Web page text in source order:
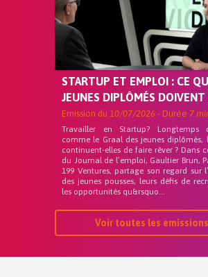
STARTUP ET EMPLOI : CE
JEUNES DIPLÔMÉS DOIVENT
Emission du 10/07/2026 - Durée 7
Travailler en Startup? Longtemps
comme le Graal des jeunes diplômés,
continuent-elles de faire rêver ? Dans
du Journal de l’emploi, Gaultier Brun,
199 Ventures, partage son regard sur
des jeunes pousses, leurs défis de
les opportunités qu&rsquo...
Voir toutes les emissions